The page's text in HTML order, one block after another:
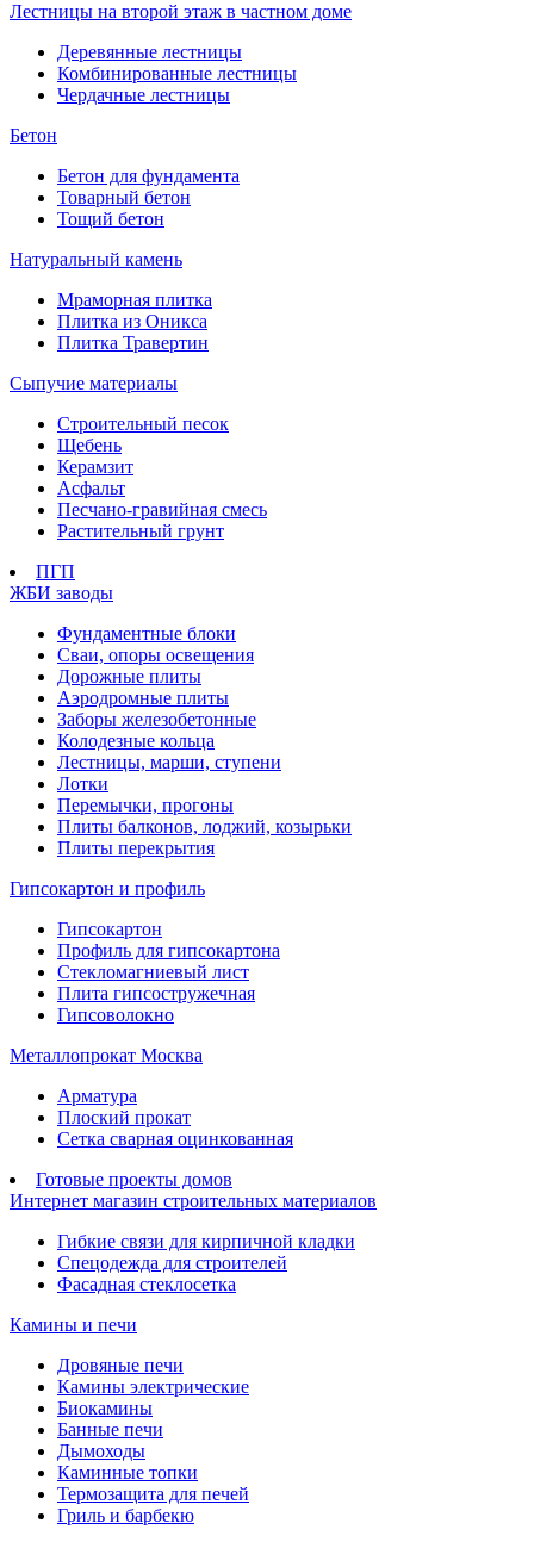
Лестницы на второй этаж в частном доме
Деревянные лестницы
Комбинированные лестницы
Чердачные лестницы
Бетон
Бетон для фундамента
Товарный бетон
Тощий бетон
Натуральный камень
Мраморная плитка
Плитка из Оникса
Плитка Травертин
Сыпучие материалы
Строительный песок
Щебень
Керамзит
Асфальт
Песчано-гравийная смесь
Растительный грунт
ПГП
ЖБИ заводы
Фундаментные блоки
Сваи, опоры освещения
Дорожные плиты
Аэродромные плиты
Заборы железобетонные
Колодезные кольца
Лестницы, марши, ступени
Лотки
Перемычки, прогоны
Плиты балконов, лоджий, козырьки
Плиты перекрытия
Гипсокартон и профиль
Гипсокартон
Профиль для гипсокартона
Стекломагниевый лист
Плита гипсостружечная
Гипсоволокно
Металлопрокат Москва
Арматура
Плоский прокат
Сетка сварная оцинкованная
Готовые проекты домов
Интернет магазин строительных материалов
Гибкие связи для кирпичной кладки
Спецодежда для строителей
Фасадная стеклосетка
Камины и печи
Дровяные печи
Камины электрические
Биокамины
Банные печи
Дымоходы
Каминные топки
Термозащита для печей
Гриль и барбекю